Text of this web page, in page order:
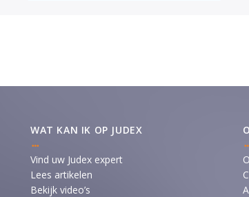
WAT KAN IK OP JUDEX
Vind uw Judex expert
Lees artikelen
Bekijk video’s